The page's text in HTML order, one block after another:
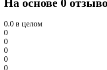
На основе 0
0.0 в целом
0
0
0
0
0